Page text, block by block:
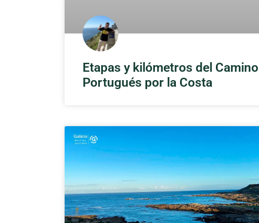
Etapas y kilómetros del Camino
Portugués por la Costa